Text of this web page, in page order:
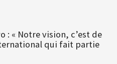
: « Notre vision, c’est de
qui fait partie